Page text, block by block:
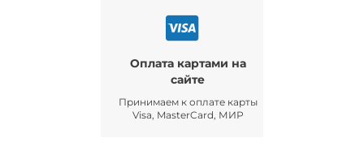
Оплата картами на
сайте
Принимаем к оплате карты
Visa, MasterCard, МИР